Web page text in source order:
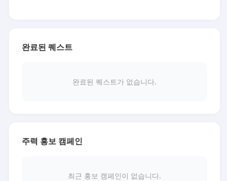
완료된 퀘스트
완료된 퀘스트가 없습니다.
주력 홍보 캠페인
최근 홍보 캠페인이 없습니다.